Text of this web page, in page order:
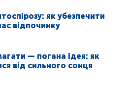
як убезпечити
відпочинку
— погана ідея: як
від сильного сонця